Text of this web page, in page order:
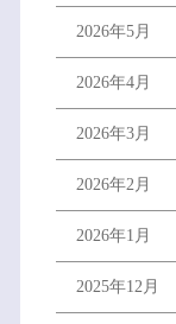
2026年5月
2026年4月
2026年3月
2026年2月
2026年1月
2025年12月